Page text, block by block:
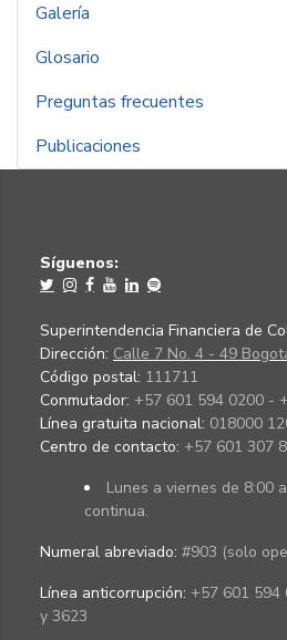
Galería
Glosario
Preguntas frecuentes
Publicaciones
Síguenos:
Superintendencia Financiera de
Dirección: Calle 7 No. 4 - 49
Código postal: 111711
Conmutador: +57 601 594 0200 -
Línea gratuita nacional: 018000
Centro de contacto: +57 601 307
Lunes a viernes de 8:00
continua.
Numeral abreviado: #903 (solo
Línea anticorrupción: +57 601 594
y 3623